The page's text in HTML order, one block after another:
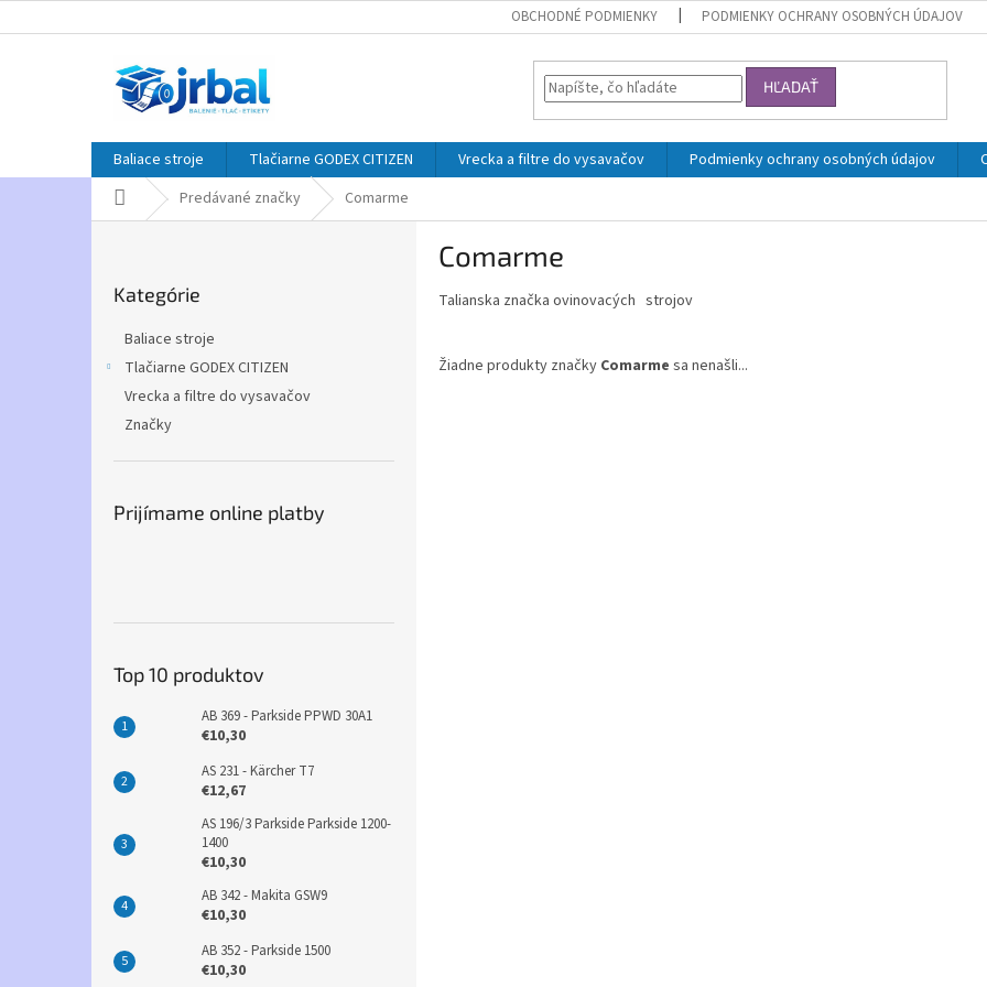
na
OBCHODNÉ PODMIENKY PODMIENKY OCHRANY OSOBNÝCH ÚDAJOV
HĽADAŤ
Baliace stroje Tlačiarne GODEX CITIZEN Vrecka a filtre do vysavačov Podmienky ochrany osobných údajov
DomovPredávané značky Comarme
kategórie
Kategórie
Baliace stroje
Tlačiarne GODEX CITIZEN
Vrecka a filtre do vysavačov
Značky
Prijímame online platby
Top 10 produktov
AB 369 - Parkside PPWD 30A1
€10,30
AS 231 - Kärcher T7
€12,67
AS 196/3 Parkside Parkside 1200-
1400
€10,30
AB 342 - Makita GSW9
€10,30
AB 352 - Parkside 1500
€10,30
Comarme
Talianska značka ovinovacých strojov
Žiadne produkty značky Comarme sa nenašli...